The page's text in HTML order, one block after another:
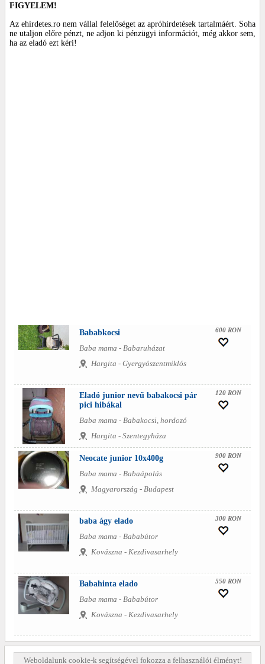
FIGYELEM!
Az ehirdetes.ro nem vállal felelőséget az apróhirdetések tartalmáért. Soha
ne utaljon előre pénzt, ne adjon ki pénzügyi információt, még akkor sem,
ha az eladó ezt kéri!
Bababkocsi
Baba mama - Babaruházat
Hargita - Gyergyószentmiklós
600 RON
Eladó junior nevű babakocsi pár
pici hibákal
Baba mama - Babakocsi, hordozó
Hargita - Szentegyháza
120 RON
Neocate junior 10x400g
Baba mama - Babaápolás
Magyarország - Budapest
900 RON
baba ágy elado
Baba mama - Bababútor
Kovászna - Kezdivasarhely
300 RON
Babahinta elado
Baba mama - Bababútor
Kovászna - Kezdivasarhely
550 RON
Weboldalunk cookie-k segítségével fokozza a felhasználói élményt!